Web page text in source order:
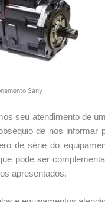
Sany
seu atendimento de
de nos informar
de série do
pode ser
apresentados.